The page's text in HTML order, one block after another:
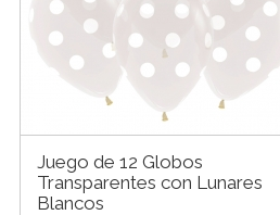
Juego de 12 Globos
Transparentes con Lunares
Blancos